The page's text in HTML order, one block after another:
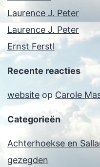
Laurence J. Peter
Laurence J. Peter
Ernst Ferstl
Recente reacties
website op Carole
Categorieën
Achterhoekse en
gezegden